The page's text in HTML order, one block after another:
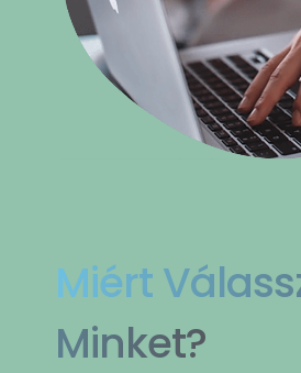
Miért
Minket?